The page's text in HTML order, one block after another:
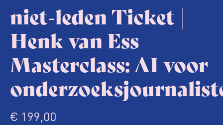
niet-leden Ticket |
Henk van Ess
Masterclass: AI voor
€ 199,00